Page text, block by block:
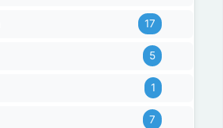
17
5
1
7